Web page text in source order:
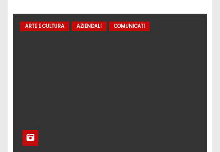
ARTE E CULTURA AZIENDALI COMUNICATI